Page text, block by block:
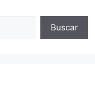
Buscar